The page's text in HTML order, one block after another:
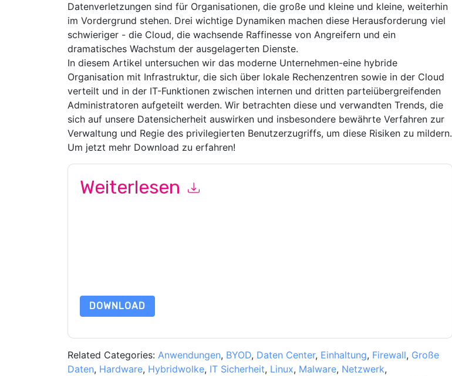
Datenverletzungen sind für Organisationen, die große und kleine und kleine, weiterhin
im Vordergrund stehen. Drei wichtige Dynamiken machen diese Herausforderung viel
schwieriger - die Cloud, die wachsende Raffinesse von Angreifern und ein
dramatisches Wachstum der ausgelagerten Dienste.
In diesem Artikel untersuchen wir das moderne Unternehmen-eine hybride
Organisation mit Infrastruktur, die sich über lokale Rechenzentren sowie in der Cloud
verteilt und in der IT-Funktionen zwischen internen und dritten parteiübergreifenden
Administratoren aufgeteilt werden. Wir betrachten diese und verwandten Trends, die
sich auf unsere Datensicherheit auswirken und insbesondere bewährte Verfahren zur
Verwaltung und Regie des privilegierten Benutzerzugriffs, um diese Risiken zu mildern.
Um jetzt mehr Download zu erfahren!
Weiterlesen
DOWNLOAD
Related Categories: Anwendungen, BYOD, Daten Center, Einhaltung, Firewall, Große
Daten, Hardware, Hybridwolke, IT Sicherheit, Linux, Malware, Netzwerk,